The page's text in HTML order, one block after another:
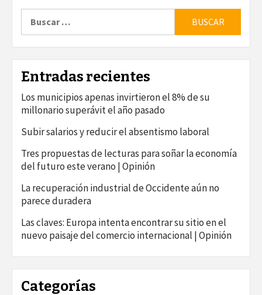
Entradas recientes
Los municipios apenas invirtieron el 8% de su
millonario superávit el año pasado
Subir salarios y reducir el absentismo laboral
Tres propuestas de lecturas para soñar la economía
del futuro este verano | Opinión
La recuperación industrial de Occidente aún no
parece duradera
Las claves: Europa intenta encontrar su sitio en el
nuevo paisaje del comercio internacional | Opinión
Categorías